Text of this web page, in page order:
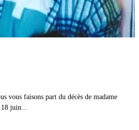
vous faisons part du décès de madame
juin...